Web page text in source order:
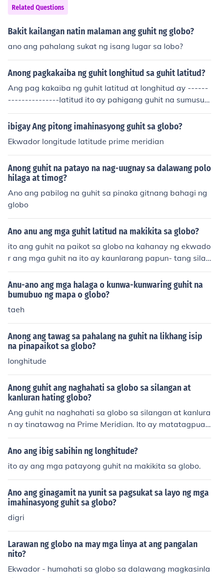
Related Questions
Bakit kailangan natin malaman ang guhit ng globo?
ano ang pahalang sukat ng isang lugar sa lobo?
Anong pagkakaiba ng guhit longhitud sa guhit latitud?
Ang pag kakaiba ng guhit latitud at longhitud ay ------
---------------latitud ito ay pahigang guhit na sumusuk
at distansya sa silangan at kanluran ----------------lon
ghitud ito ay patayong guhit na sumusukat ng distansy
ibigay Ang pitong imahinasyong guhit sa globo?
Ekwador longitude latitude prime meridian
Anong guhit na patayo na nag-uugnay sa dalawang polo
hilaga at timog?
Ano ang pabilog na guhit sa pinaka gitnang bahagi ng
globo
Ano anu ang mga guhit latitud na makikita sa globo?
ito ang guhit na paikot sa globo na kahanay ng ekwado
r ang mga guhit na ito ay kaunlarang papun- tang silan
gan ginagamit din ito sa pag-sukat ng layo ng isang lu
gar, pahilaga at patimog mula sa ekwador....!
Anu-ano ang mga halaga o kunwa-kunwaring guhit na
bumubuo ng mapa o globo?
taeh
Anong ang tawag sa pahalang na guhit na likhang isip
na pinapaikot sa globo?
longhitude
Anong guhit ang naghahati sa globo sa silangan at
kanluran hating globo?
Ang guhit na naghahati sa globo sa silangan at kanlura
n ay tinatawag na Prime Meridian. Ito ay matatagpuan
sa 0 degrees longitude at nagsisilbing batayan para sa
pagsukat ng longitude. Ang kabaligtaran nito ay ang In
a pamamagitan ng guhit na ito, nahahati ang mundo s
a Eastern Hemisphere at Western Hemisphere.
Ano ang ibig sabihin ng longhitude?
ito ay ang mga patayong guhit na makikita sa globo.
Ano ang ginagamit na yunit sa pagsukat sa layo ng mga
imahinasyong guhit sa globo?
digri
Larawan ng globo na may mga linya at ang pangalan
nito?
Ekwador - humahati sa globo sa dalawang magkasinla